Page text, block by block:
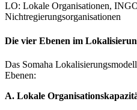
LO: Lokale Organisationen,
Nichtregierungsorganisationen
Die vier Ebenen im
Das Somaha
Ebenen:
A. Lokale